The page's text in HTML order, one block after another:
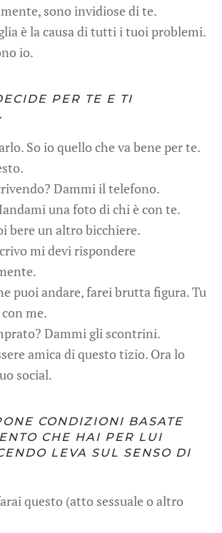
sono invidiose di te.
è la causa di tutti i tuoi problemi.
io.
PER TE E TI
So io quello che va bene per te.
Dammi il telefono.
una foto di chi è con te.
bere un altro bicchiere.
mi devi rispondere
puoi andare, farei brutta figura. Tu
me.
Dammi gli scontrini.
amica di questo tizio. Ora lo
social.
CONDIZIONI BASATE
CHE HAI PER LUI
LEVA SUL SENSO DI
questo (atto sessuale o altro